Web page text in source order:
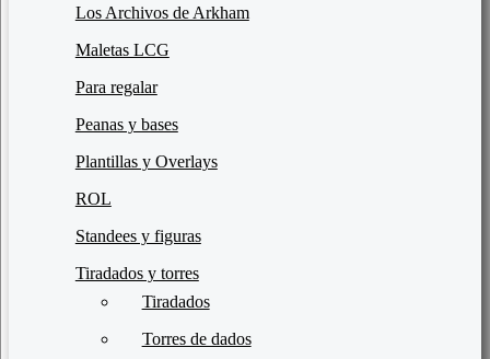
Los Archivos de Arkham
Maletas LCG
Para regalar
Peanas y bases
Plantillas y Overlays
ROL
Standees y figuras
Tiradados y torres
Tiradados
Torres de dados